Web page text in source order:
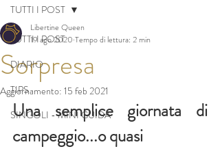
TUTTI I POST
DIARIO
TIPS
SINGOLI - MINI GUIDA
TUTTI I POST
Sorpresa
Libertine Queen
19 ago 2020 Tempo di lettura: 2 min
Aggiornamento: 15 feb 2021
Una semplice giornata di
campeggio...o quasi